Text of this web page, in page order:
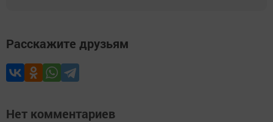
Расскажите друзьям
Нет комментариев